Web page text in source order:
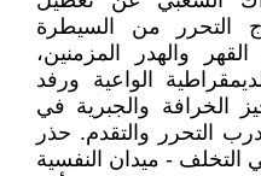
التحرر من السيطرة
والهدر المزمنين،
الواعية ورفد
الخرافة والجبرية في
التحرر والتقدم. حذر
- ميدان النفسية